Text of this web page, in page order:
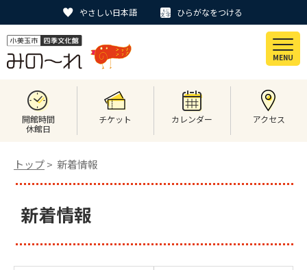
やさしい日本語 ひらがなをつける
MENU
開館時間
休館日
チケット カレンダー アクセス
トップ> 新着情報
新着情報